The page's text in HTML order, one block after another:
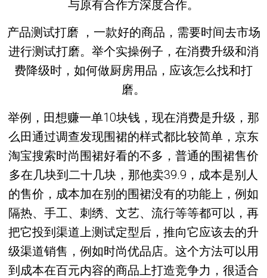
与原有合作方深度合作。
产品测试打磨 ，一款好的商品，需要时间去市场
进行测试打磨。举个实操例子，在消费升级和消
费降级时，如何做厨房用品，应该怎么找和打
磨。
举例，田想赚一单10块钱，现在消费是升级，那
么田通过调查发现围裙的样式都比较简单，京东
淘宝搜索时尚围裙好看的不多，普通的围裙售价
多在几块到二十几块，那他卖39.9，成本是别人
的售价，成本加在别的围裙没有的功能上，例如
隔热、手工、刺绣、文艺、流行等等都可以，再
把它投到渠道上测试定型后，推向它应该去的升
级渠道销售，例如时尚优品店。这个方法可以用
到成本在百元内容的商品上打造竞争力，很适合